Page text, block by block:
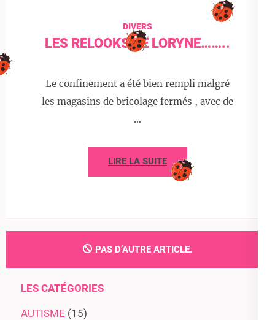
DIVERS
LES RELOOKS DE LORYNE……..
Le confinement a été bien rempli malgré
les magasins de bricolage fermés , avec de
…
LIRE LA SUITE
PAS D’AUTRE ARTICLE.
LES CATÉGORIES
AUTISME (15)